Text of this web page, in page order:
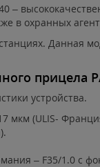
–
в охранных
Данная
прицела
устройства.
мкм (ULIS-
– F35/1.0 с